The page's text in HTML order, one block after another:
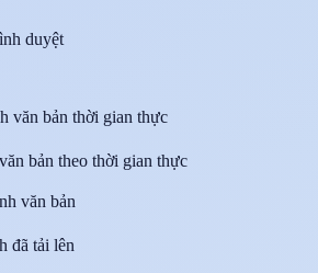
duyệt
văn bản thời gian thực
bản theo thời gian thực
văn bản
đã tải lên